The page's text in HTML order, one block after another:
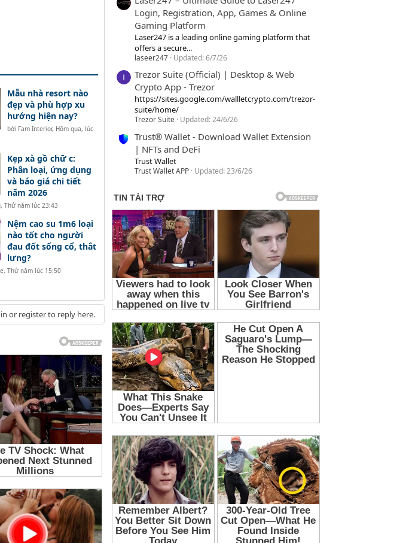
Mẫu nhà resort nào
đẹp và phù hợp xu
hướng hiện nay?
bởi Fam Interior, Hôm qua, lúc
Kẹp xà gồ chữ c:
Phân loại, ứng dụng
và báo giá chi tiết
năm 2026
, Thứ năm lúc 23:43
Nệm cao su 1m6 loại
nào tốt cho người
đau đốt sống cổ, thắt
lưng?
, Thứ năm lúc 15:50
or register to reply here.
Login, Registration, App, Games & Online
Gaming Platform
Laser247 is a leading online gaming platform that
offers a secure...
laseer247 Updated:6/7/26
Trezor Suite (Official) | Desktop & Web
Crypto App - Trezor
https://sites.google.com/wallletcrypto.com/trezor-
suite/home/
Trezor Suite Updated:24/6/26
Trust® Wallet - Download Wallet Extension
| NFTs and DeFi
Trust Wallet
Trust Wallet APP Updated:23/6/26